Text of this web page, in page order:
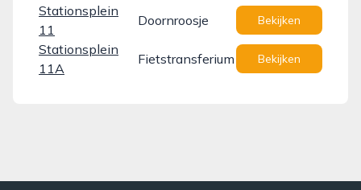
Stationsplein
11
Doornroosje Bekijken
Stationsplein
11A
Fietstransferium Bekijken